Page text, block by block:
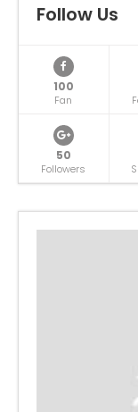
Follow Us
100
Fan
50
Followers